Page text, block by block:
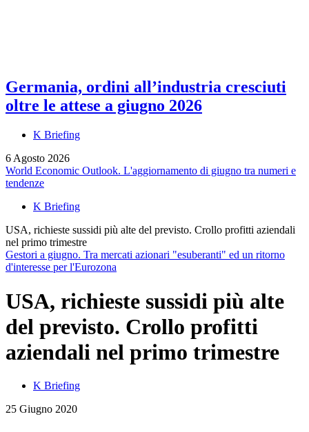
Germania, ordini all’industria cresciuti
oltre le attese a giugno 2026
K Briefing
6 Agosto 2026
World Economic Outlook. L'aggiornamento di giugno tra numeri e
tendenze
K Briefing
USA, richieste sussidi più alte del previsto. Crollo profitti aziendali
nel primo trimestre
Gestori a giugno. Tra mercati azionari "esuberanti" ed un ritorno
d'interesse per l'Eurozona
USA, richieste sussidi più alte
del previsto. Crollo profitti
aziendali nel primo trimestre
K Briefing
25 Giugno 2020